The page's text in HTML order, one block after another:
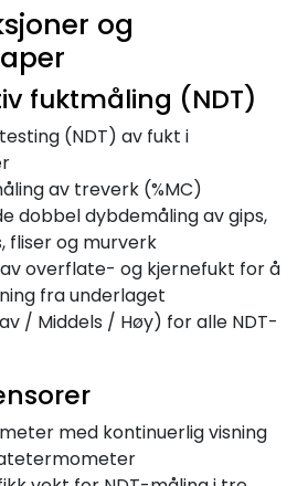
og
fuktmåling (NDT)
(NDT) av fukt i
av treverk (%MC)
dobbel dybdemåling av gips,
fliser og murverk
overflate- og kjernefukt for å
fra underlaget
/ Middels / Høy) for alle NDT-
med kontinuerlig visning